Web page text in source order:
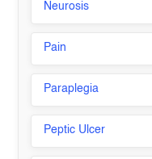
Neurosis
Pain
Paraplegia
Peptic Ulcer